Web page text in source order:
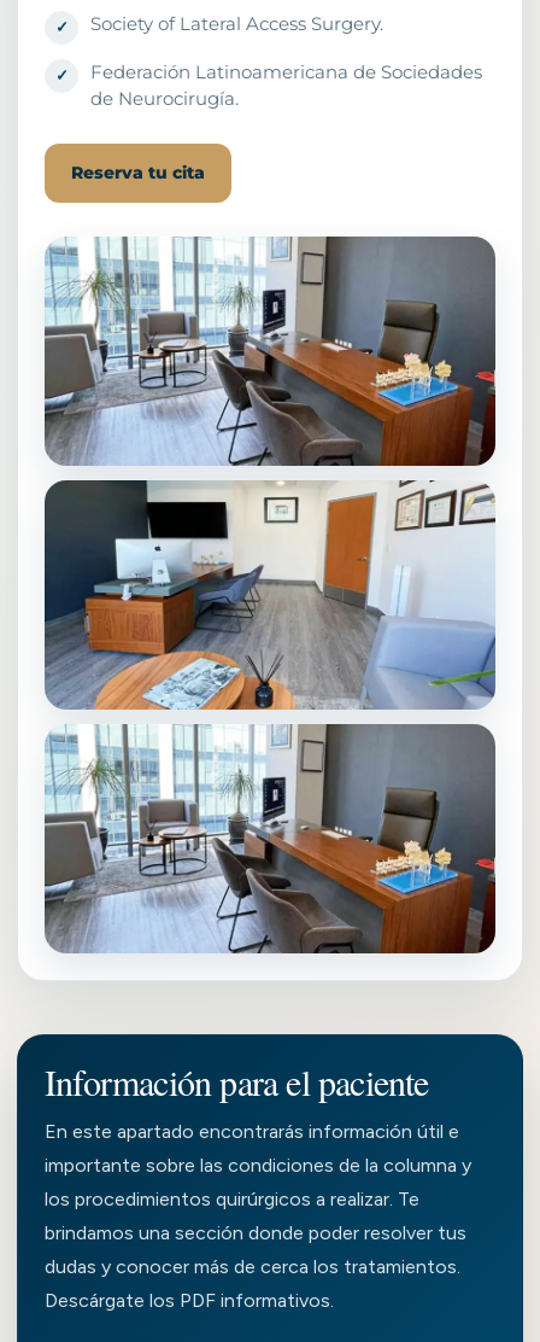
Society of Lateral Access Surgery.
Federación Latinoamericana de Sociedades
de Neurocirugía.
Reserva tu cita
Información para el paciente
En este apartado encontrarás información útil e
importante sobre las condiciones de la columna y
los procedimientos quirúrgicos a realizar. Te
brindamos una sección donde poder resolver tus
dudas y conocer más de cerca los tratamientos.
Descárgate los PDF informativos.